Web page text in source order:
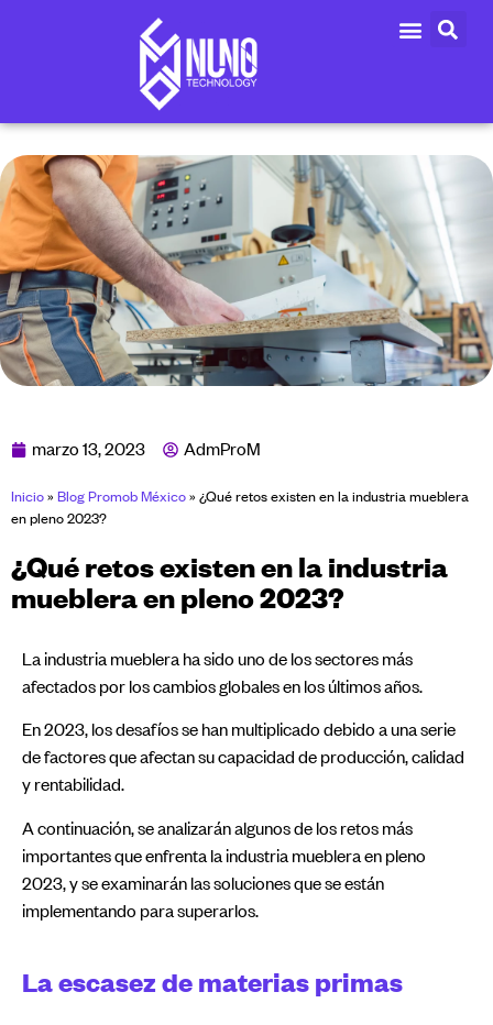
marzo 13, 2023 AdmProM
Inicio» Blog Promob México» ¿Qué retos existen en la industria mueblera
en pleno 2023?
¿Qué retos existen en la industria
mueblera en pleno 2023?
La industria mueblera ha sido uno de los sectores más
afectados por los cambios globales en los últimos años.
En 2023, los desafíos se han multiplicado debido a una serie
de factores que afectan su capacidad de producción, calidad
y rentabilidad.
A continuación, se analizarán algunos de los retos más
importantes que enfrenta la industria mueblera en pleno
2023, y se examinarán las soluciones que se están
implementando para superarlos.
La escasez de materias primas